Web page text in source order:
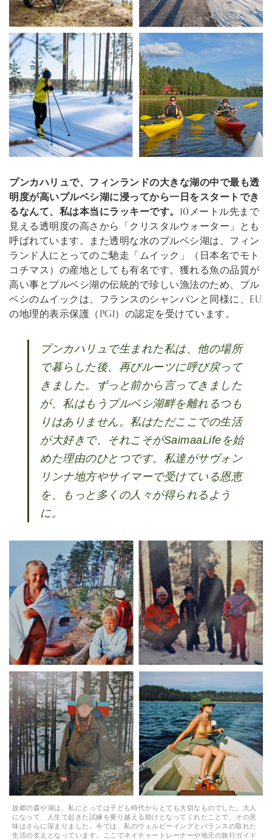
プンカハリュで、フィンランドの大きな湖の中で最も透
明度が高いプルベシ湖に浸ってから一日をスタートでき
るなんて、私は本当にラッキーです。 10メートル先まで
見える透明度の高さから「クリスタルウォーター」とも
呼ばれています。また透明な水のプルベシ湖は、フィン
ランド人にとってのご馳走「ムイック」（日本名でモト
コチマス）の産地としても有名です。獲れる魚の品質が
高い事とプルベシ湖の伝統的で珍しい漁法のため、プル
ベシのムイックは、フランスのシャンパンと同様に、EU
の​​地理的表示保護（PGI）の認定を受けています。
プンカハリュで生まれた私は、他の場所
で暮らした後、再びルーツに呼び戻って
きました。ずっと前から言ってきました
が、私はもうプルベシ湖畔を離れるつも
りはありません。私はただここでの生活
が大好きで、それこそがSaimaaLifeを始
めた理由のひとつです。私達がサヴォン
リンナ地方やサイマーで受けている恩恵
を、もっと多くの人々が得られるよう
に。
故郷の森や湖は、私にとっては子ども時代からとても大切なものでした。大人
になって、人生で起きた試練を乗り越える助けとなってくれたことで、その意
味はさらに深まりました。今では、私のウェルビーイングとバランスの取れた
生活の支えとなっています。ここでネイチャートレーナーや地元の旅行ガイド